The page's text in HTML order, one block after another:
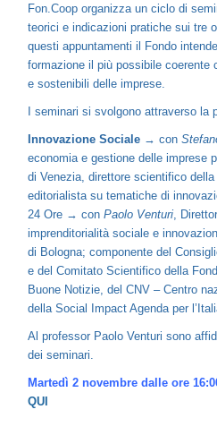
Fon.Coop organizza un ciclo di
teorici e indicazioni pratiche sui tre
questi appuntamenti il Fondo
formazione il più possibile coerente
e sostenibili delle imprese.
I seminari si svolgono attraverso la
Innovazione Sociale → con
economia e gestione delle imprese
di Venezia, direttore scientifico della
editorialista su tematiche di
24 Ore → conPaolo Venturi ,
imprenditorialità sociale e
di Bologna; componente del
e del Comitato Scientifico della
Buone Notizie, del CNV – Centro
della Social Impact Agenda per
Al professor Paolo Venturi sono
dei seminari.
Martedì 2 novembre dalle ore
QUI